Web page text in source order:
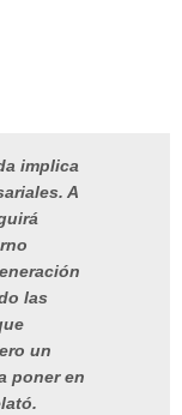
implica
A
las
un
poner en